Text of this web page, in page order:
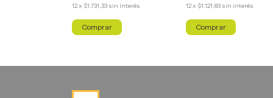
12x $1.731,33 sin interés 12x $1.121,83 sin interés